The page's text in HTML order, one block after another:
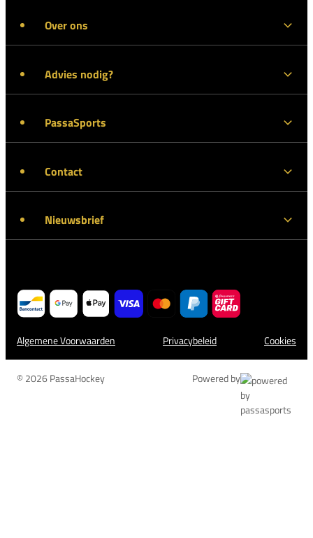
Over ons
Advies nodig?
PassaSports
Contact
Nieuwsbrief
Algemene Voorwaarden Privacybeleid Cookies
© 2026 PassaHockey Powered by